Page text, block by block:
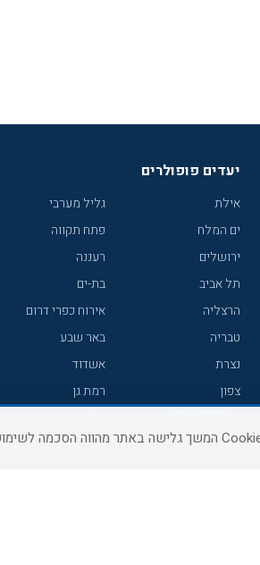
יעדים פופולרים
אילת
ים המלח
ירושלים
תל אביב
הרצליה
טבריה
נצרת
צפון
נתניה
גליל מערבי
פתח תקווה
רעננה
בת-ים
אירוח כפרי דרום
באר שבע
אשדוד
רמת גן
עכו